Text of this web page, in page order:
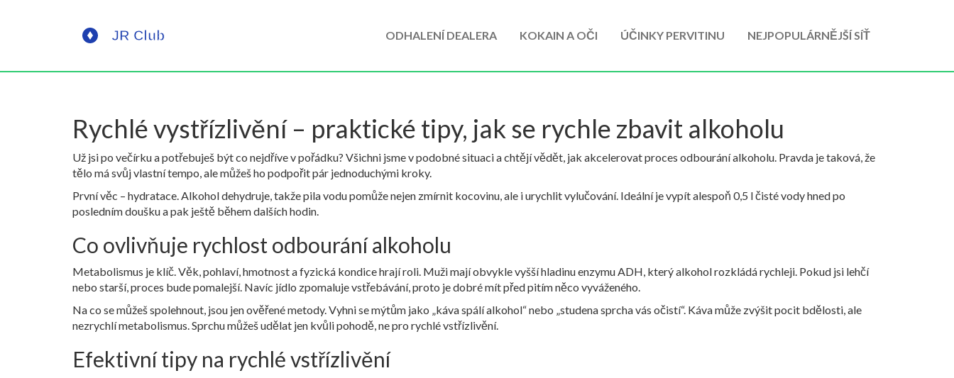
ODHALENÍ DEALERA KOKAIN A OČI ÚČINKY PERVITINU NEJPOPULÁRNĚJŠÍ SÍŤ
Rychlé vystřízlivění – praktické tipy, jak se rychle zbavit alkoholu
Už jsi po večírku a potřebuješ být co nejdříve v pořádku? Všichni jsme v podobné situaci a chtějí vědět, jak akcelerovat proces odbourání alkoholu. Pravda je taková, že
tělo má svůj vlastní tempo, ale můžeš ho podpořit pár jednoduchými kroky.
První věc – hydratace. Alkohol dehydruje, takže pila vodu pomůže nejen zmírnit kocovinu, ale i urychlit vylučování. Ideální je vypít alespoň 0,5 l čisté vody hned po
posledním doušku a pak ještě během dalších hodin.
Co ovlivňuje rychlost odbourání alkoholu
Metabolismus je klíč. Věk, pohlaví, hmotnost a fyzická kondice hrají roli. Muži mají obvykle vyšší hladinu enzymu ADH, který alkohol rozkládá rychleji. Pokud jsi lehčí
nebo starší, proces bude pomalejší. Navíc jídlo zpomaluje vstřebávání, proto je dobré mít před pitím něco vyváženého.
Na co se můžeš spolehnout, jsou jen ověřené metody. Vyhni se mýtům jako „káva spálí alkohol“ nebo „studena sprcha vás očistí“. Káva může zvýšit pocit bdělosti, ale
nezrychlí metabolismus. Sprchu můžeš udělat jen kvůli pohodě, ne pro rychlé vstřízlivění.
Efektivní tipy na rychlé vstřízlivění